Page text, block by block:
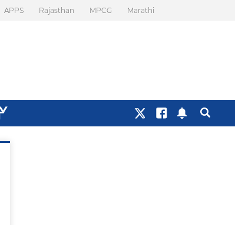
APPS Rajasthan MPCG Marathi